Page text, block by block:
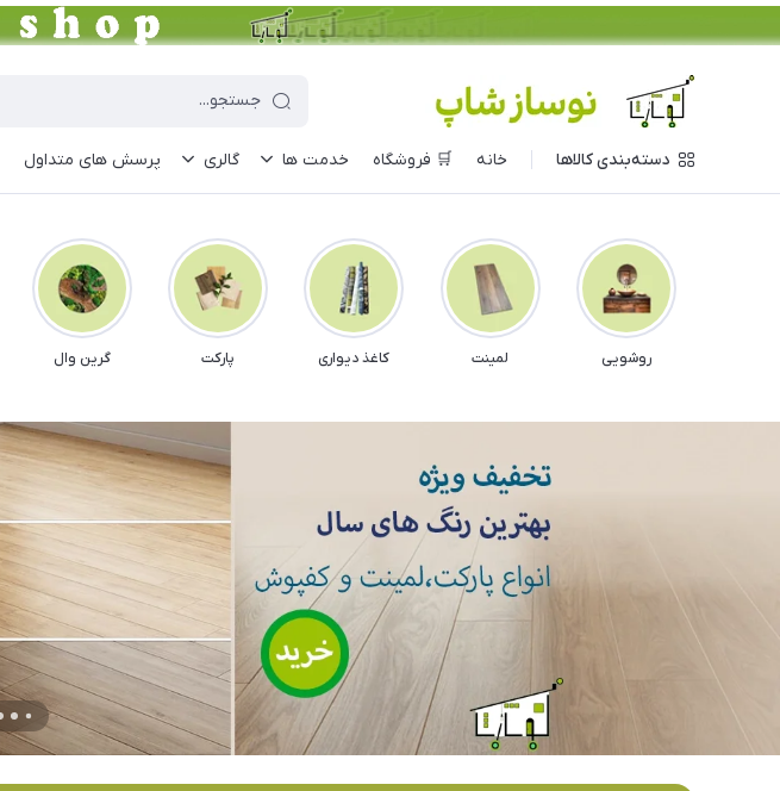
دسته‌بندی کالاها خانه 🛒 فروشگاه خدمت ها گالری پرسش های متداول
روشویی لمینت کاغذ دیواری پارکت گرین وال